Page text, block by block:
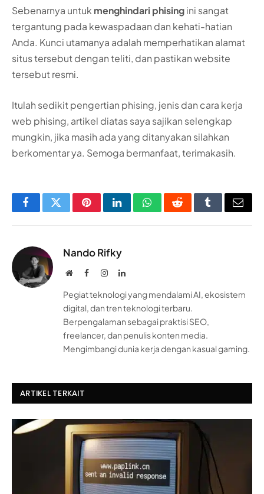
Sebenarnya untuk menghindari phisingini sangat
tergantung pada kewaspadaan dan kehati-hatian
Anda. Kunci utamanya adalah memperhatikan alamat
situs tersebut dengan teliti, dan pastikan website
tersebut resmi.
Itulah sedikit pengertian phising, jenis dan cara kerja
web phising, artikel diatas saya sajikan selengkap
mungkin, jika masih ada yang ditanyakan silahkan
berkomentar ya. Semoga bermanfaat, terimakasih.
FacebookTwitterPinterestLinkedInWhatsAppRedditTumblrEmail
Nando Rifky
WebsiteFacebookInstagramLinkedIn
Pegiat teknologi yang mendalami AI, ekosistem
digital, dan tren teknologi terbaru.
Berpengalaman sebagai praktisi SEO,
freelancer, dan penulis konten media.
Mengimbangi dunia kerja dengan kasual gaming.
ARTIKEL TERKAIT